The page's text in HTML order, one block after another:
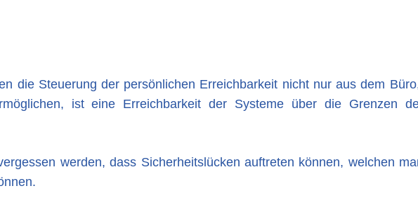
die Steuerung der persönlichen Erreichbarkeit nicht nur aus dem
ist eine Erreichbarkeit der Systeme über die Grenzen
werden, dass Sicherheitslücken auftreten können, welchen